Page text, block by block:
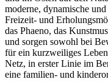
moderne, dynamische
Freizeit- und
das Phaeno, das
und sorgen sowohl bei
für ein kurzweiliges
Netz, in erster Linie im
eine familien- und